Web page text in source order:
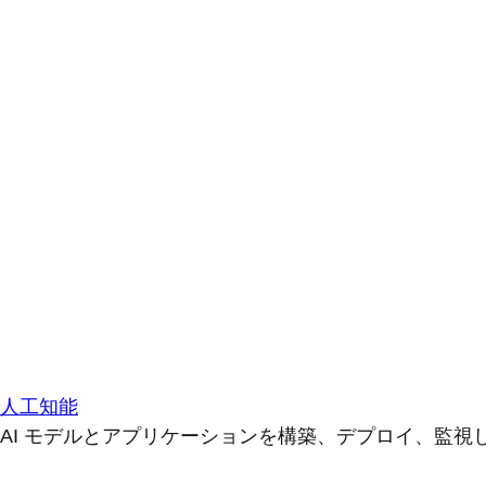
人工知能
AI モデルとアプリケーションを構築、デプロイ、監視